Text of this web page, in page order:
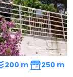
200 m 250 m